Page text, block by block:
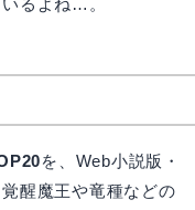
を、Web小説版・
醒魔王や竜種などの